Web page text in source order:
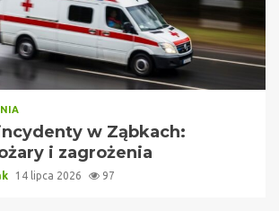
w Ząbkach:
i zagrożenia
14 lipca 2026 97